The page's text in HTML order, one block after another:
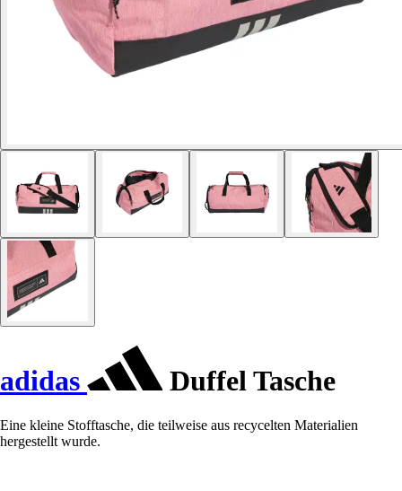
adidas Duffel Tasche
Eine kleine Stofftasche, die teilweise aus recycelten Materialien
hergestellt wurde.